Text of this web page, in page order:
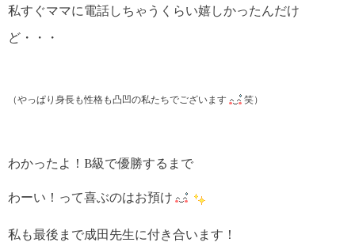
私すぐママに電話しちゃうくらい嬉しかったんだけ
ど・・・
（やっぱり身長も性格も凸凹の私たちでございます 笑）
わかったよ！B級で優勝するまで
わーい！って喜ぶのはお預け
私も最後まで成田先生に付き合います！